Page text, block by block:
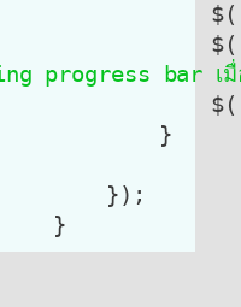
progress bar เมื่อเ
}
});